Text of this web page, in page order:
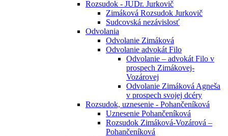
Rozsudok - JUDr. Jurkovič
Zimáková Rozsudok Jurkovič
Sudcovská nezávislosť
Odvolania
Odvolanie Zimáková
Odvolanie advokát Filo
Odvolanie – advokát Filo v
prospech Zimákovej-
Vozárovej
Odvolanie Zimáková Agneša
v prospech svojej dcéry
Rozsudok, uznesenie - Pohančeníková
Uznesenie Pohančeníková
Rozsudok Zimáková-Vozárová –
Pohančeníková